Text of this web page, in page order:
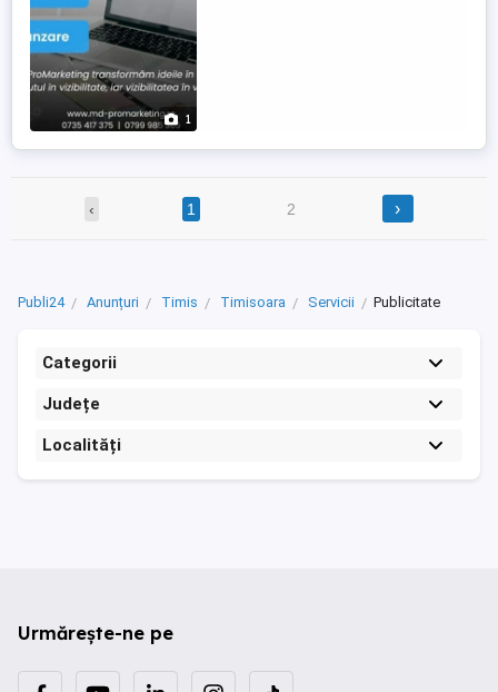
1
‹ 1 2 ›
Publi24 Anunțuri Timis Timisoara Servicii Publicitate
Categorii
Județe
Localități
Urmărește-ne pe